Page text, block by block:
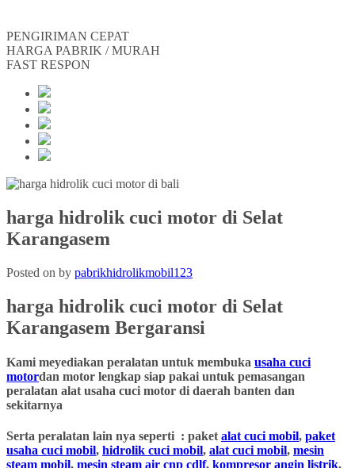
PENGIRIMAN CEPAT
HARGA PABRIK / MURAH
FAST RESPON
harga hidrolik cuci motor di Selat
Karangasem
Posted on by pabrikhidrolikmobil123
harga hidrolik cuci motor di Selat
Karangasem Bergaransi
Kami meyediakan peralatan untuk membuka usaha cuci
motordan motor lengkap siap pakai untuk pemasangan
peralatan alat usaha cuci motor di daerah banten dan
sekitarnya
Serta peralatan lain nya seperti : paket alat cuci mobil, paket
usaha cuci mobil, hidrolik cuci mobil, alat cuci mobil, mesin
steam mobil, mesin steam air cnp cdlf, kompresor angin listrik,